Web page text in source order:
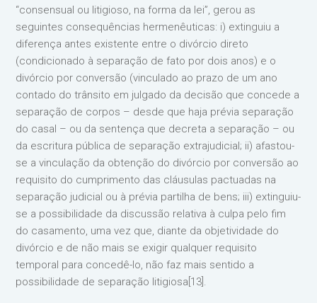
“consensual ou litigioso, na forma da lei”, gerou as
seguintes consequências hermenêuticas: i) extinguiu a
diferença antes existente entre o divórcio direto
(condicionado à separação de fato por dois anos) e o
divórcio por conversão (vinculado ao prazo de um ano
contado do trânsito em julgado da decisão que concede a
separação de corpos – desde que haja prévia separação
do casal – ou da sentença que decreta a separação – ou
da escritura pública de separação extrajudicial; ii) afastou-
se a vinculação da obtenção do divórcio por conversão ao
requisito do cumprimento das cláusulas pactuadas na
separação judicial ou à prévia partilha de bens; iii) extinguiu-
se a possibilidade da discussão relativa à culpa pelo fim
do casamento, uma vez que, diante da objetividade do
divórcio e de não mais se exigir qualquer requisito
temporal para concedê-lo, não faz mais sentido a
possibilidade de separação litigiosa[13].